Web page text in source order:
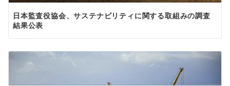
日本監査役協会、サステナビリティに関する取組みの調査
結果公表